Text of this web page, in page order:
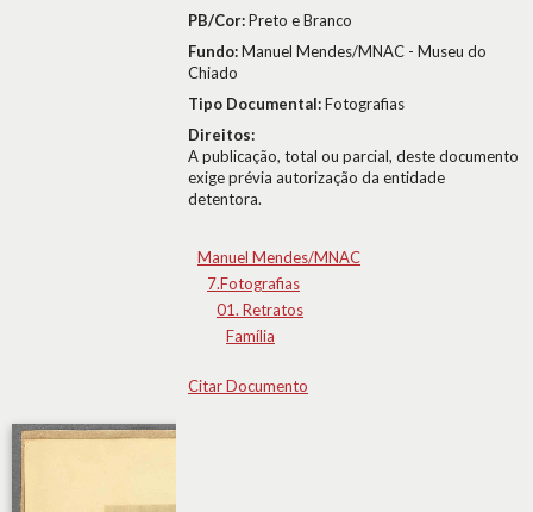
PB/Cor:Preto e Branco
Fundo:Manuel Mendes/MNAC - Museu do
Chiado
Tipo Documental:Fotografias
Direitos:
A publicação, total ou parcial, deste documento
exige prévia autorização da entidade
detentora.
Manuel Mendes/MNAC
7.Fotografias
01. Retratos
Família
Citar Documento